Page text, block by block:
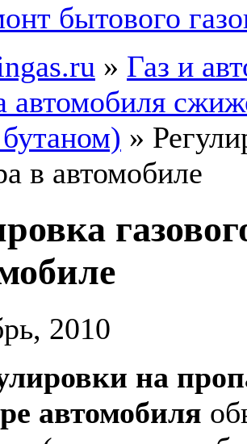
бытового
» Газ и
автомобиля
»
в автомобиле
2010
на
автомобиля